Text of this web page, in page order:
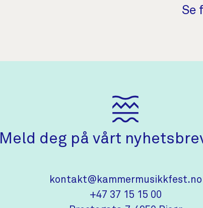
Se
Meld deg på vårt
kontakt@kammermusikkfest.no
+47 37 15 15 00